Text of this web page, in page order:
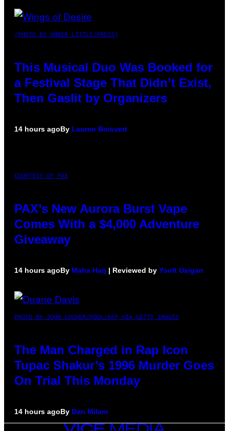
(PHOTO BY AMBER LITTLE/PRESS)
This Musical Duo Was Booked for
a Festival Stage That Didn’t Exist,
Then Gaslit by Organizers
14 hours agoBy Lauren Boisvert
COURTESY OF PAX
PAX’s New Aurora Burst Vape
Comes With a $4,000 Adventure
Giveaway
14 hours agoBy Maha Haq | Reviewed by Ysolt Usigan
PHOTO BY JOHN LOCHER/POOL/AFP VIA GETTY IMAGES
The Man Charged in Rap Icon
Tupac Shakur’s 1996 Murder Goes
On Trial This Monday
14 hours agoBy Dan Milam
VICE